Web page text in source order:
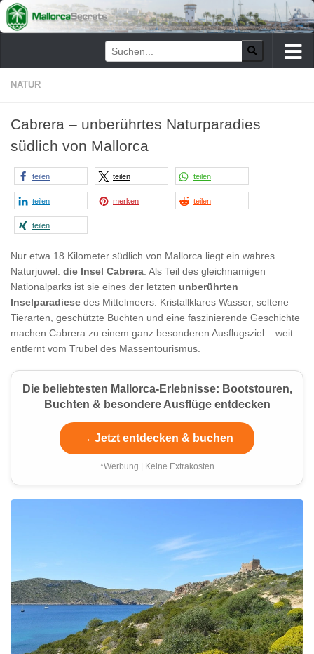
Zum Inhalt springen
NATUR
Cabrera – unberührtes Naturparadies
südlich von Mallorca
teilen teilen teilen
teilen merken teilen
teilen
Nur etwa 18 Kilometer südlich von Mallorca liegt ein wahres
Naturjuwel: die Insel Cabrera . Als Teil des gleichnamigen
Nationalparks ist sie eines der letzten unberührten
Inselparadiese des Mittelmeers. Kristallklares Wasser, seltene
Tierarten, geschützte Buchten und eine faszinierende Geschichte
machen Cabrera zu einem ganz besonderen Ausflugsziel – weit
entfernt vom Trubel des Massentourismus.
Die beliebtesten Mallorca-Erlebnisse: Bootstouren,
Buchten & besondere Ausflüge entdecken
→ Jetzt entdecken & buchen
*Werbung | Keine Extrakosten